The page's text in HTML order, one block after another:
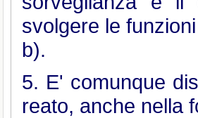
svolgere le
b).
5. E' comunque
reato, anche nella